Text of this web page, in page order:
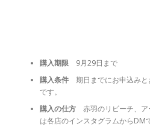
購入期限9月29日まで
購入条件期日までにお申込みと
です。
購入の仕方赤羽のリビーチ、ア
は各店のインスタグラムからDM